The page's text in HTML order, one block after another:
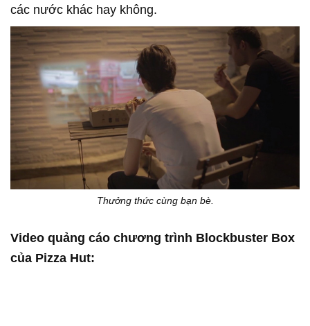
các nước khác hay không.
Thưởng thức cùng bạn bè.
Video quảng cáo chương trình Blockbuster Box
của Pizza Hut: